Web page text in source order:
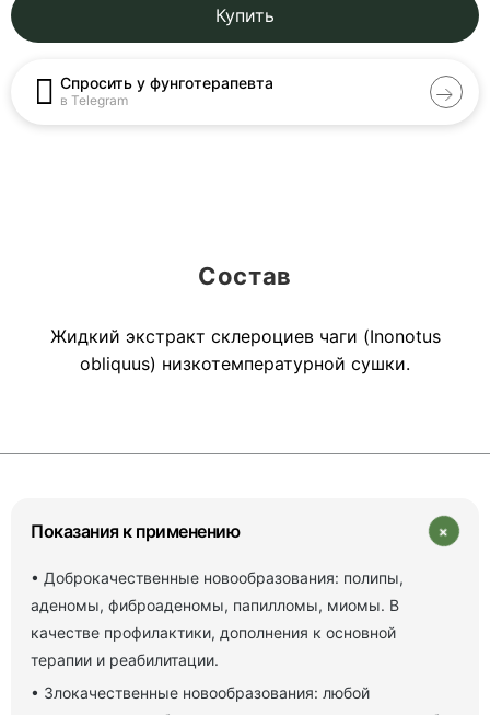
Купить
Спросить у фунготерапевта
в Telegram
Состав
Жидкий экстракт склероциев чаги (Inonotus
obliquus) низкотемпературной сушки.
Показания к применению +
• Доброкачественные новообразования: полипы,
аденомы, фиброаденомы, папилломы, миомы. В
качестве профилактики, дополнения к основной
терапии и реабилитации.
• Злокачественные новообразования: любой